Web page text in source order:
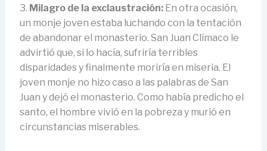
3. Milagro de la exclaustración:En otra ocasión,
un monje joven estaba luchando con la tentación
de abandonar el monasterio. San Juan Clímaco le
advirtió que, si lo hacía, sufriría terribles
disparidades y finalmente moriría en miseria. El
joven monje no hizo caso a las palabras de San
Juan y dejó el monasterio. Como había predicho el
santo, el hombre vivió en la pobreza y murió en
circunstancias miserables.